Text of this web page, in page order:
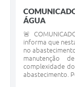
ÁGUA
🚨
informa que
no
manutenção
complexidade
abastecimento.